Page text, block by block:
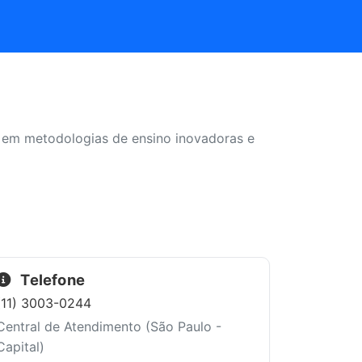
metodologias de ensino inovadoras e
Telefone
3003-0244
de Atendimento (São Paulo -